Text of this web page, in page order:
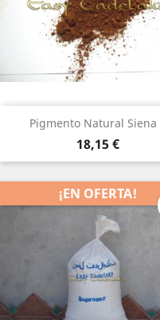
Pigmento Natural Siena
Precio
18,15 €
¡EN OFERTA!